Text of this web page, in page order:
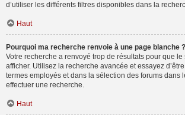
d’utiliser les différents filtres disponibles dans la
Haut
Pourquoi ma recherche renvoie à une page blanche
Votre recherche a renvoyé trop de résultats pour que
afficher. Utilisez la recherche avancée et essayez
termes employés et dans la sélection des forums dans
effectuer une recherche.
Haut